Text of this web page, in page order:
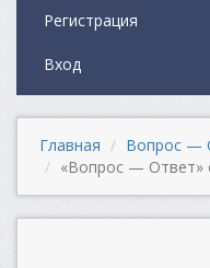
Регистрация
Вход
Главная
Вопрос —
«Вопрос — Ответ»